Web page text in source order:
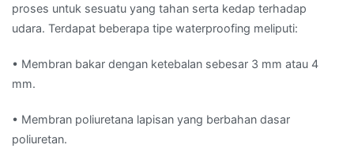
proses untuk sesuatu yang tahan serta kedap terhadap
udara. Terdapat beberapa tipe waterproofing meliputi:
• Membran bakar dengan ketebalan sebesar 3 mm atau 4
mm.
• Membran poliuretana lapisan yang berbahan dasar
poliuretan.